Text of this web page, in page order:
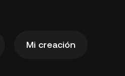
Mi creación